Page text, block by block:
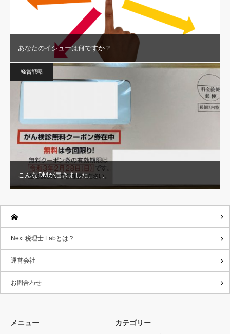
あなたのイシューは何ですか？
経営戦略
こんなDMが届きました、、、
Next 税理士 Labとは？
運営会社
お問合わせ
メニュー カテゴリー